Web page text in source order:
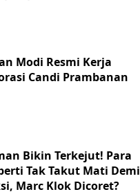
Modi Resmi Kerja
Candi Prambanan
Bikin Terkejut! Para
Tak Takut Mati Demi
Marc Klok Dicoret?